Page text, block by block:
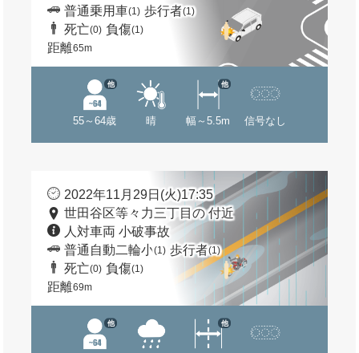
普通乗用車(1) 歩行者(1)
死亡(0) 負傷(1)
距離65m
55～64歳
他
晴 幅～5.5m
他
信号なし
2022年11月29日(火)17:35
世田谷区等々力三丁目の 付近
人対車両 小破事故
普通自動二輪小(1) 歩行者(1)
死亡(0) 負傷(1)
距離69m
他 他